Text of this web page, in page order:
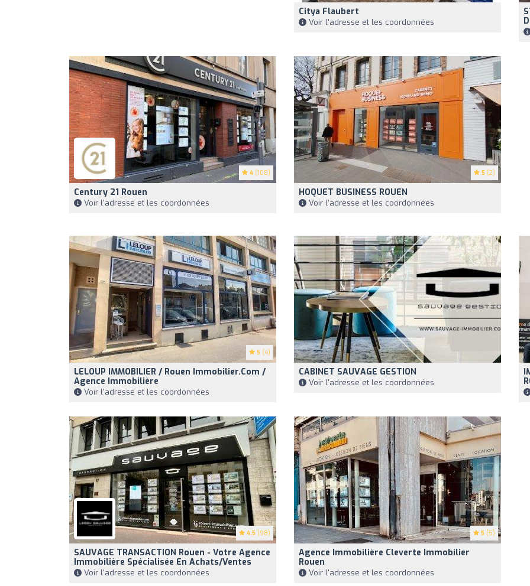
Citya Flaubert
Voir l'adresse et les coordonnées
4 (108)
Century 21 Rouen
Voir l'adresse et les coordonnées
5 (2)
HOQUET BUSINESS ROUEN
Voir l'adresse et les coordonnées
5 (4)
LELOUP IMMOBILIER / Rouen Immobilier.com /
Agence Immobilière
Voir l'adresse et les coordonnées
CABINET SAUVAGE GESTION
Voir l'adresse et les coordonnées
4.5 (98)
SAUVAGE TRANSACTION Rouen - Votre Agence
Immobilière Spécialisée En Achats/ventes
Voir l'adresse et les coordonnées
5 (5)
Agence Immobilière Cleverte Immobilier
Rouen
Voir l'adresse et les coordonnées